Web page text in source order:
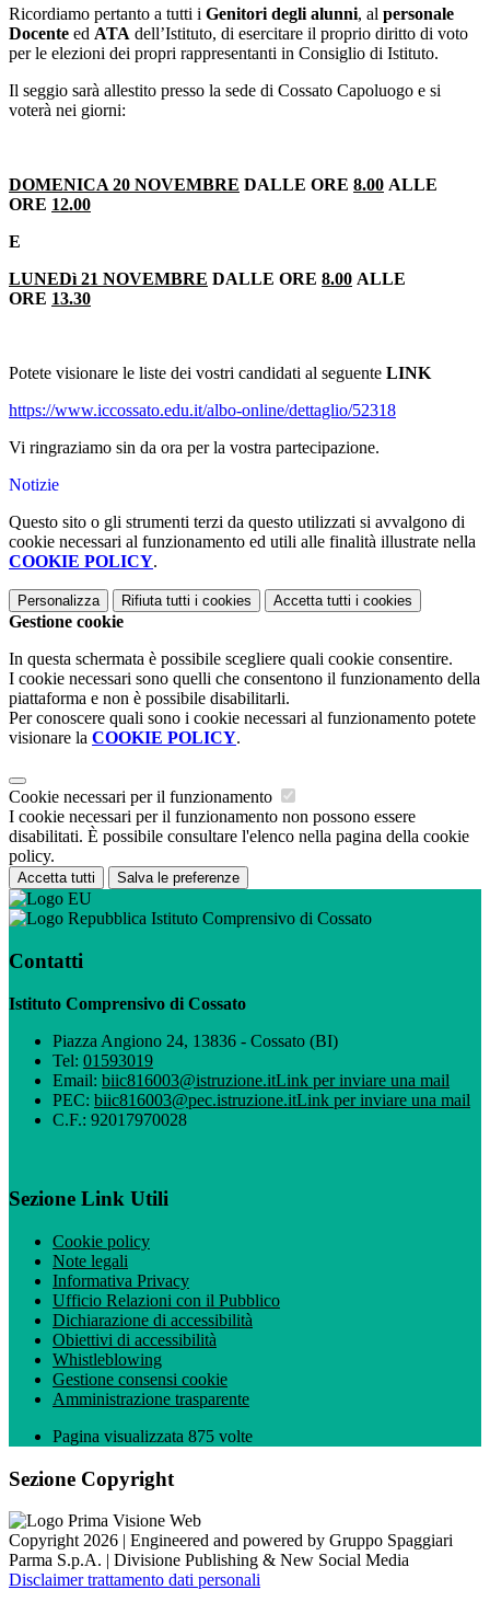
Ricordiamo pertanto a tutti i Genitori degli alunni, al personale
Docente ed ATA dell’Istituto, di esercitare il proprio diritto di voto
per le elezioni dei propri rappresentanti in Consiglio di Istituto.
Il seggio sarà allestito presso la sede di Cossato Capoluogo e si
voterà nei giorni:
DOMENICA 20 NOVEMBRE DALLE ORE 8.00 ALLE
ORE 12.00
E
LUNEDì 21 NOVEMBRE DALLE ORE 8.00 ALLE
ORE 13.30
Potete visionare le liste dei vostri candidati al seguente LINK
https://www.iccossato.edu.it/albo-online/dettaglio/52318
Vi ringraziamo sin da ora per la vostra partecipazione.
Notizie
Questo sito o gli strumenti terzi da questo utilizzati si avvalgono di
cookie necessari al funzionamento ed utili alle finalità illustrate nella
COOKIE POLICY.
Personalizza Rifiuta tutti i cookies Accetta tutti i cookies
Gestione cookie
In questa schermata è possibile scegliere quali cookie consentire.
I cookie necessari sono quelli che consentono il funzionamento della
piattaforma e non è possibile disabilitarli.
Per conoscere quali sono i cookie necessari al funzionamento potete
visionare la COOKIE POLICY.
Cookie necessari per il funzionamento
I cookie necessari per il funzionamento non possono essere
disabilitati. È possibile consultare l'elenco nella pagina della cookie
policy.
Accetta tutti Salva le preferenze
Istituto Comprensivo di Cossato
Contatti
Istituto Comprensivo di Cossato
Piazza Angiono 24, 13836 - Cossato (BI)
Tel: 01593019
Email: biic816003@istruzione.itLink per inviare una mail
PEC: biic816003@pec.istruzione.itLink per inviare una mail
C.F.: 92017970028
Sezione Link Utili
Cookie policy
Note legali
Informativa Privacy
Ufficio Relazioni con il Pubblico
Dichiarazione di accessibilità
Obiettivi di accessibilità
Whistleblowing
Gestione consensi cookie
Amministrazione trasparente
Pagina visualizzata 875 volte
Sezione Copyright
Copyright 2026 | Engineered and powered by Gruppo Spaggiari
Parma S.p.A. | Divisione Publishing & New Social Media
Disclaimer trattamento dati personali